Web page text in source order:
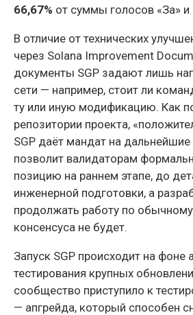
66,67% от суммы голосов «За» и
В отличие от технических
через Solana Improvement
документы SGP задают лишь
сети — например, стоит ли
ту или иную модификацию. Как
репозитории проекта,
SGP даёт мандат на дальнейшие
позволит валидаторам
позицию на раннем этапе, до
инженерной подготовки, а
продолжать работу по обычному
консенсуса не будет.
Запуск SGP происходит на фоне
тестирования крупных
сообщество приступило к
— апгрейда, который способен